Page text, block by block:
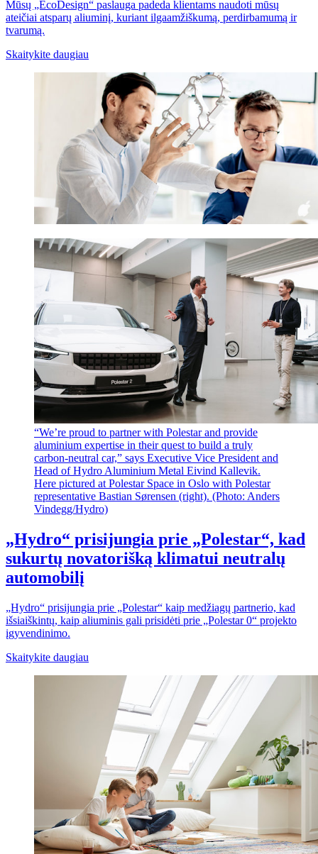
Mūsų „EcoDesign“ paslauga padeda klientams naudoti mūsų
ateičiai atsparų aliuminį, kuriant ilgaamžiškumą, perdirbamumą ir
tvarumą.
Skaitykite daugiau
“We’re proud to partner with Polestar and provide
aluminium expertise in their quest to build a truly
carbon-neutral car,” says Executive Vice President and
Head of Hydro Aluminium Metal Eivind Kallevik.
Here pictured at Polestar Space in Oslo with Polestar
representative Bastian Sørensen (right). (Photo: Anders
Vindegg/Hydro)
„Hydro“ prisijungia prie „Polestar“, kad
sukurtų novatorišką klimatui neutralų
automobilį
„Hydro“ prisijungia prie „Polestar“ kaip medžiagų partnerio, kad
išsiaiškintų, kaip aliuminis gali prisidėti prie „Polestar 0“ projekto
įgyvendinimo.
Skaitykite daugiau